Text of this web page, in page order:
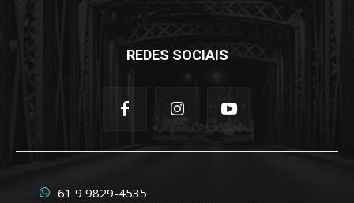
REDES SOCIAIS
61 9 9829-4535